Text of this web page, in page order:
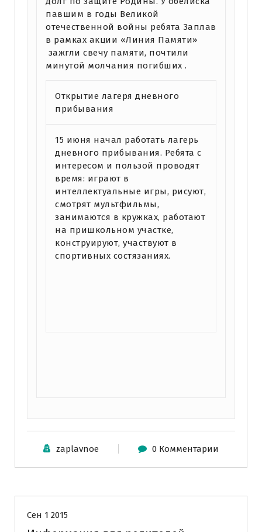
павшим в годы Великой
отечественной войны ребята Заплав
в рамках акции «Линия Памяти»
зажгли свечу памяти, почтили
минутой молчания погибших .
Открытие лагеря дневного
прибывания
15 июня начал работать лагерь
дневного прибывания. Ребята с
интересом и пользой проводят
время: играют в
интеллектуальные игры, рисуют,
смотрят мультфильмы,
занимаются в кружках, работают
на пришкольном участке,
конструируют, участвуют в
спортивных состязаниях.
zaplavnoe 0 Комментарии
Сен 1 2015